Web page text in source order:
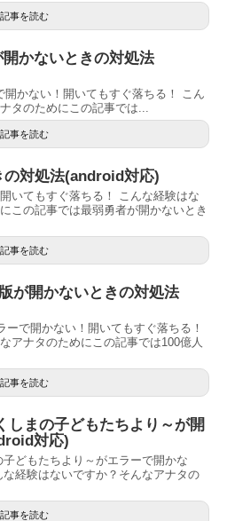
記事を読む
かないときの対処法
かない！開いてもすぐ落ちる！ こん
タのためにこの記事では...
記事を読む
対処法(android対応)
いてもすぐ落ちる！ こんな経験はな
この記事では最弱勇者が開かないとき
記事を読む
が開かないときの対処法
で開かない！開いてもすぐ落ちる！
アナタのためにこの記事では100億人
記事を読む
しまの子どもたちより～が開
対応)
どもたちより～がエラーで開かな
経験はないですか？そんなアナタの
記事を読む